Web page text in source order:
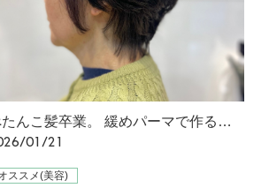
ぺたんこ髪卒業。 緩めパーマで作る自然な ボリューム✨
01/21
ススメ(美容)